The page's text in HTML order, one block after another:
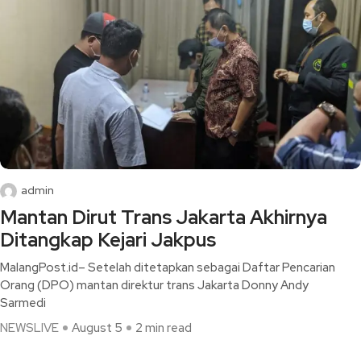
admin
Mantan Dirut Trans Jakarta Akhirnya
Ditangkap Kejari Jakpus
MalangPost.id– Setelah ditetapkan sebagai Daftar Pencarian
Orang (DPO) mantan direktur trans Jakarta Donny Andy
Sarmedi
NEWSLIVE
August 5 2 min read